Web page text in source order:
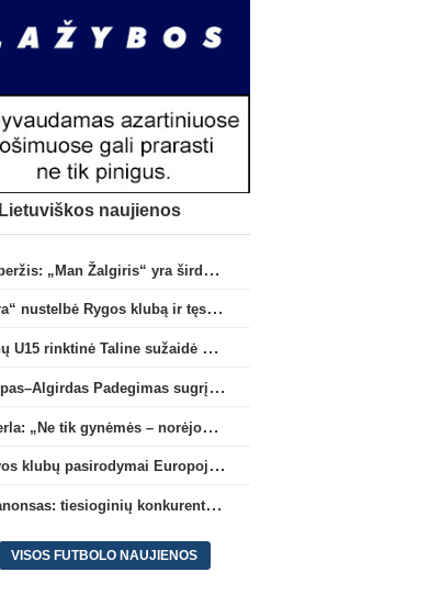
Lietuviškos naujienos
G. Paberžis: „Man Žalgiris“ yra širdyje“
„Gintra“ nustelbė Rygos klubą ir tęs kovas UEFA Europos taurės atrankoje
Vaikinų U15 rinktinė Taline sužaidė pirmąsias kontrolines rungtynes
Kristupas–Algirdas Padegimas sugrįžta į FC „Hegelmann” B sudėtį
A. Skerla: „Ne tik gynėmės – norėjome atakuoti“
Lietuvos klubų pasirodymai Europoje: patirti pralaimėjimai Kroatijos atstovams
Turo anonsas: tiesioginių konkurentų dvikova Gargžduose
VISOS FUTBOLO NAUJIENOS